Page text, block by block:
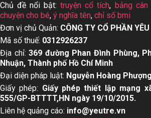
Chủ đề nổi bật:truyện cổ tích, bảng
chuyện cho bé, ý nghĩa tên, chỉ số bmi
Đơn vị chủ Quản: CÔNG TY CỔ PHẦN
Mã số thuế: 0312926237
Địa chỉ:369 đường Phan Đình Phùng,
Nhuận, Thành phố Hồ Chí Minh
Đại diện pháp luật: Nguyễn Hoàng
Giấy phép: Giấy phép thiết lập mạng
555/GP-BTTTT,HN ngày 19/10/2015.
Liên hệ quảng cáo: info@yeutre.vn